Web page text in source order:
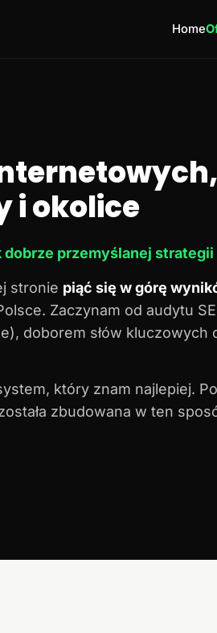
Home
i okolice
przemyślanej strategii
stronie piąć się w górę
Zaczynam od audytu
doborem słów kluczowych
który znam najlepiej.
zbudowana w ten